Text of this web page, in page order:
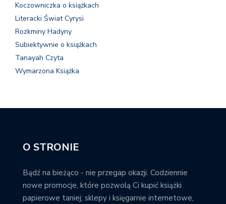
Koczowniczka o książkach
Literacki Świat Cyrysi
Rozkminy Hadyny
Subiektywnie o książkach
Tanayah Czyta
Wymarzona Książka
O STRONIE
Bądź na bieżąco - nie przegap okazji. Codziennie
nowe promocje, które pozwolą Ci kupić książki
papierowe taniej; sklepy i księgarnie internetowe,